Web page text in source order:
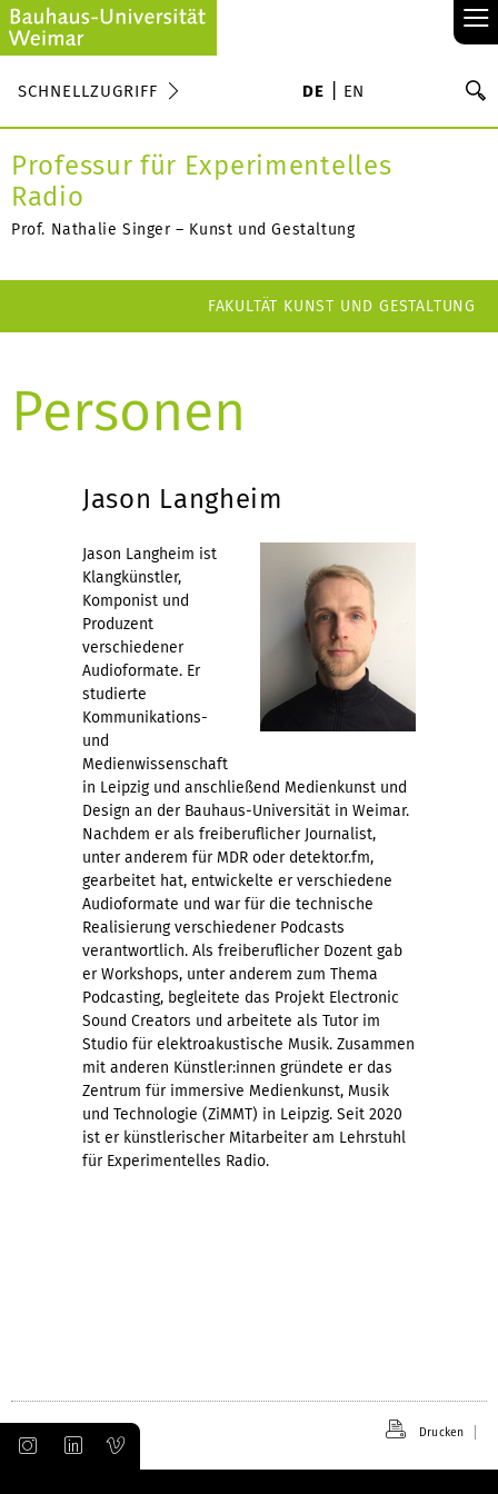
≡
SCHNELLZUGRIFF DE EN
Professur für Experimentelles
Radio
Prof. Nathalie Singer – Kunst und Gestaltung
FAKULTÄT KUNST UND GESTALTUNG
Personen
Jason Langheim
Jason Langheim ist
Klangkünstler,
Komponist und
Produzent
verschiedener
Audioformate. Er
studierte
Kommunikations-
und
Medienwissenschaft
in Leipzig und anschließend Medienkunst und
Design an der Bauhaus-Universität in Weimar.
Nachdem er als freiberuflicher Journalist,
unter anderem für MDR oder detektor.fm,
gearbeitet hat, entwickelte er verschiedene
Audioformate und war für die technische
Realisierung verschiedener Podcasts
verantwortlich. Als freiberuflicher Dozent gab
er Workshops, unter anderem zum Thema
Podcasting, begleitete das Projekt Electronic
Sound Creators und arbeitete als Tutor im
Studio für elektroakustische Musik. Zusammen
mit anderen Künstler:innen gründete er das
Zentrum für immersive Medienkunst, Musik
und Technologie (ZiMMT) in Leipzig. Seit 2020
ist er künstlerischer Mitarbeiter am Lehrstuhl
für Experimentelles Radio.
Drucken